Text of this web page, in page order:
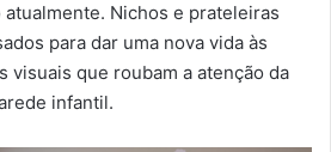
Nichos e prateleiras
para dar uma nova vida às
visuais que roubam a atenção da
infantil.